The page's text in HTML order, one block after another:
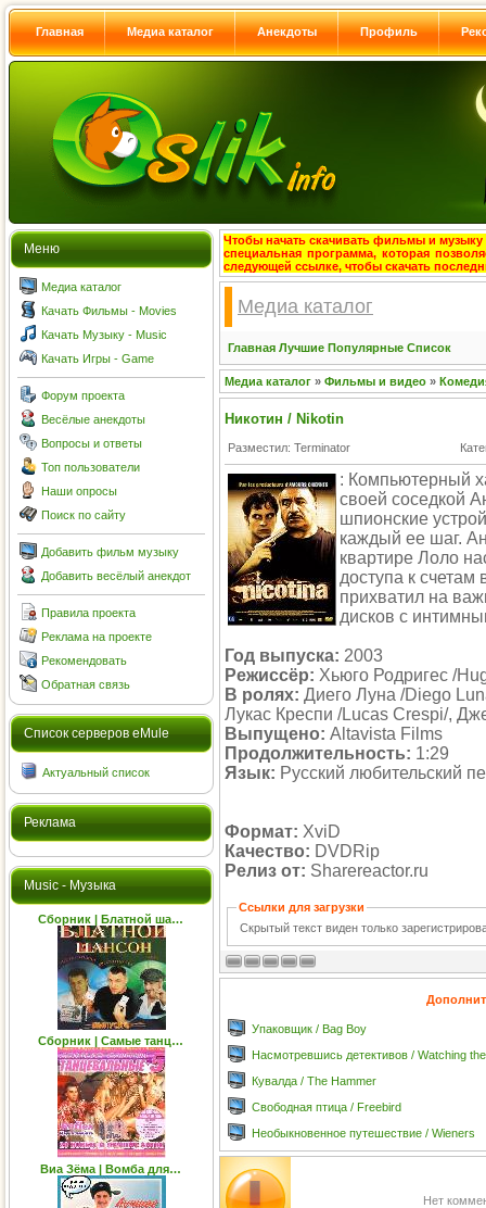
Главная Медиа каталог Анекдоты Профиль
Меню
Медиа каталог
Качать Фильмы - Movies
Качать Музыку - Music
Качать Игры - Game
Форум проекта
Весёлые анекдоты
Вопросы и ответы
Топ пользователи
Наши опросы
Поиск по сайту
Добавить фильм музыку
Добавить весёлый анекдот
Правила проекта
Реклама на проекте
Рекомендовать
Обратная связь
Cписок серверов eMule
Актуальный список
Реклама
Music - Музыка
Сборник | Блатной ша…
Сборник | Самые танц…
Виа Зёма | Вомба для…
Чтобы начать скачивать фильмы и музыку
специальная программа, которая
следующей ссылке, чтобы скачать
Медиа каталог
Главная Лучшие Популярные Список
Медиа каталог » Фильмы и видео »
Никотин / Nikotin
Разместил: Terminator
: Компьютерный
своей соседкой
шпионские
каждый ее шаг.
квартире Лоло
доступа к
прихватил на
дисков с
Год выпуска: 2003
Режиссёр: Хьюго Родригес /
В ролях: Диего Луна /Diego
Лукас Креспи /Lucas Crespi/,
Выпущено: Altavista Films
Продолжительность: 1:29
Язык: Русский любительский
Формат: XviD
Качество: DVDRip
Релиз от: Sharereactor.ru
Ссылки для загрузки
Скрытый текст виден только
Упаковщик / Bag Boy
Насмотревшись детективов / Watching
Кувалда / The Hammer
Свободная птица / Freebird
Необыкновенное путешествие / Wieners
Нет